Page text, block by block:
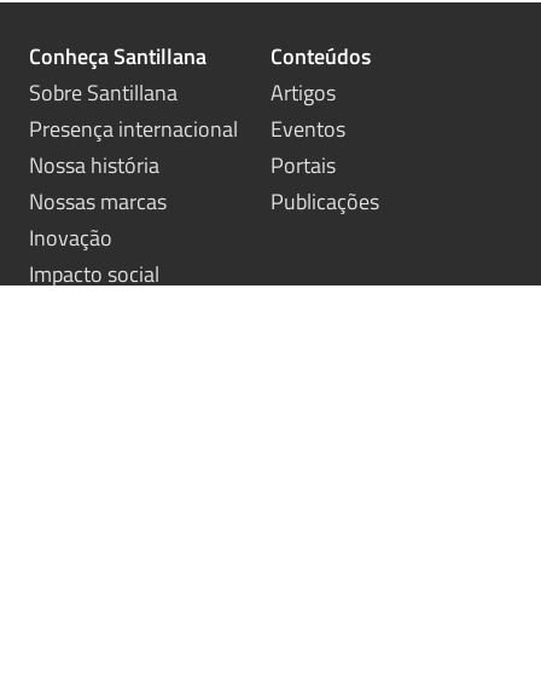
Conheça Santillana
Sobre Santillana
Presença internacional
Nossa história
Nossas marcas
Inovação
Impacto social
Conteúdos
Artigos
Eventos
Portais
Publicações